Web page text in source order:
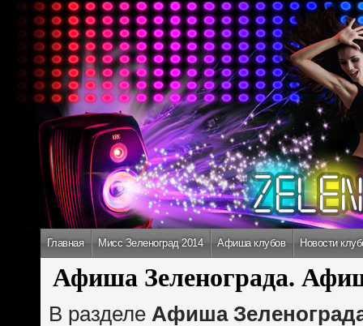
Главная Мисс Зеленоград 2014 Афиша клубов Новости
Афиша Зеленограда.
В разделе Афиша